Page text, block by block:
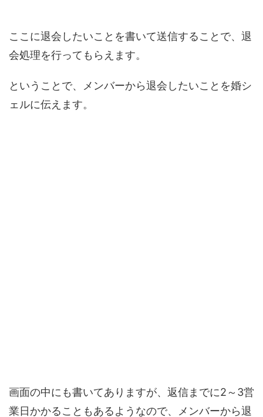
ここに退会したいことを書いて送信することで、退
会処理を行ってもらえます。
ということで、メンバーから退会したいことを婚シ
ェルに伝えます。
画面の中にも書いてありますが、返信までに2～3営
業日かかることもあるようなので、メンバーから退